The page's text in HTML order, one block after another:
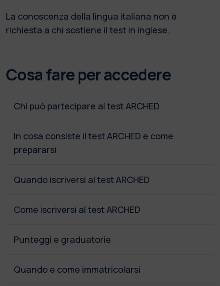
La conoscenza della lingua italiana non è
richiesta a chi sostiene il test in inglese.
Cosa fare per accedere
Chi può partecipare al test ARCHED
In cosa consiste il test ARCHED e come
prepararsi
Quando iscriversi al test ARCHED
Come iscriversi al test ARCHED
Punteggi e graduatorie
Quando e come immatricolarsi